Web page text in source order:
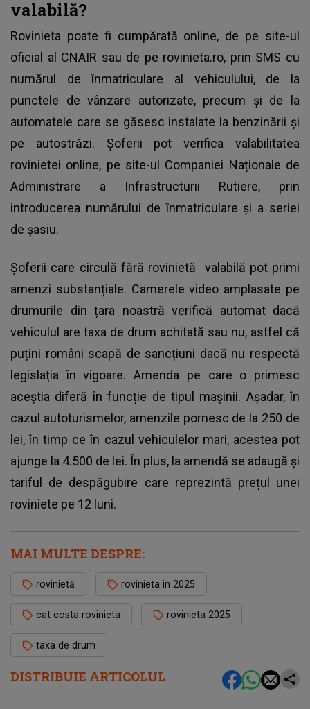
DISTRIBUIE ARTICOLUL
valabilă?
Rovinieta poate fi cumpărată online, de pe site-ul
oficial al CNAIR sau de pe rovinieta.ro, prin SMS cu
numărul de înmatriculare al vehiculului, de la
punctele de vânzare autorizate, precum și de la
automatele care se găsesc instalate la benzinării și
pe autostrăzi. Șoferii pot verifica valabilitatea
rovinietei online, pe site-ul Companiei Naționale de
Administrare a Infrastructurii Rutiere, prin
introducerea numărului de înmatriculare și a seriei
de șasiu.
Șoferii care circulă fără rovinietă
valabilă pot primi
amenzi substanțiale. Camerele video amplasate pe
drumurile din țara noastră verifică automat dacă
vehiculul are taxa de drum achitată sau nu, astfel că
puțini români scapă de sancțiuni dacă nu respectă
legislația în vigoare. Amenda pe care o primesc
aceștia diferă în funcție de tipul mașinii. Așadar, în
cazul autoturismelor, amenzile pornesc de la 250 de
lei, în timp ce în cazul vehiculelor mari, acestea pot
ajunge la 4.500 de lei. În plus, la amendă se adaugă și
tariful de despăgubire care reprezintă prețul unei
roviniete pe 12 luni.
MAI MULTE DESPRE:
rovinietă rovinieta in 2025
cat costa rovinieta rovinieta 2025
taxa de drum